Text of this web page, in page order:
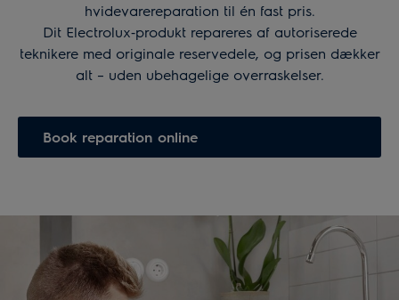
hvidevarereparation til én fast pris.
Dit Electrolux‑produkt repareres af autoriserede
teknikere med originale reservedele, og prisen dækker
alt – uden ubehagelige overraskelser.
Book reparation online